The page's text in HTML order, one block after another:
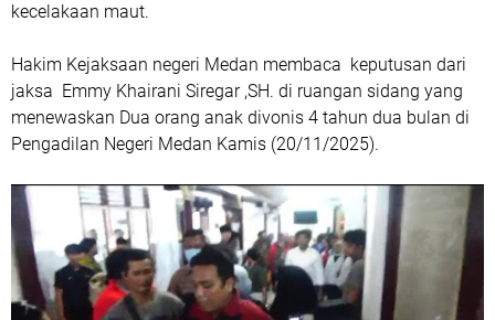
kecelakaan maut.
Hakim Kejaksaan negeri Medan membaca keputusan dari
jaksa Emmy Khairani Siregar ,SH. di ruangan sidang yang
menewaskan Dua orang anak divonis 4 tahun dua bulan di
Pengadilan Negeri Medan Kamis (20/11/2025).